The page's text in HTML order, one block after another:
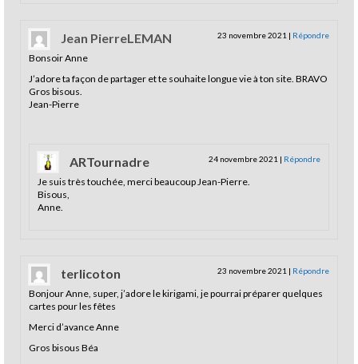
Jean PierreLEMAN 23 novembre 2021 | Répondre
Bonsoir Anne
J’adore ta façon de partager et te souhaite longue vie à ton site. BRAVO
Gros bisous.
Jean-Pierre
ARTournadre 24 novembre 2021 | Répondre
Je suis très touchée, merci beaucoup Jean-Pierre.
Bisous,
Anne.
terlicoton 23 novembre 2021 | Répondre
Bonjour Anne, super, j’adore le kirigami, je pourrai préparer quelques
cartes pour les fêtes
Merci d’avance Anne
Gros bisous Béa